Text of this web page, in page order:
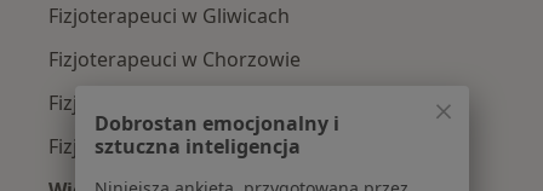
Fizjoterapeuci w Gliwicach
Fizjoterapeuci w Chorzowie
Fizjoterapeuci w Tychach
Fizjoterapeuci w Zabrzu
Dobrostan emocjonalny i
sztuczna inteligencja